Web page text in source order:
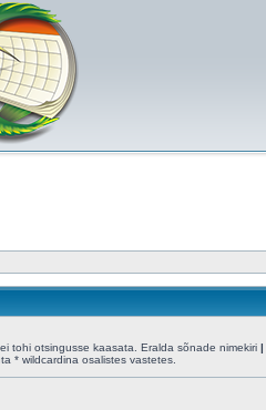
tohi otsingusse kaasata. Eralda sõnade nimekiri |
* wildcardina osalistes vastetes.